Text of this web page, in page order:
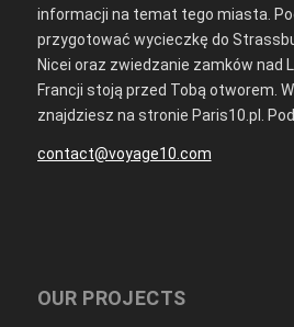
informacji na temat tego miasta.
przygotować wycieczkę do
Nicei oraz zwiedzanie zamków nad
Francji stoją przed Tobą otworem.
znajdziesz na stronie Paris10.pl.
contact@voyage10.com
OUR PROJECTS